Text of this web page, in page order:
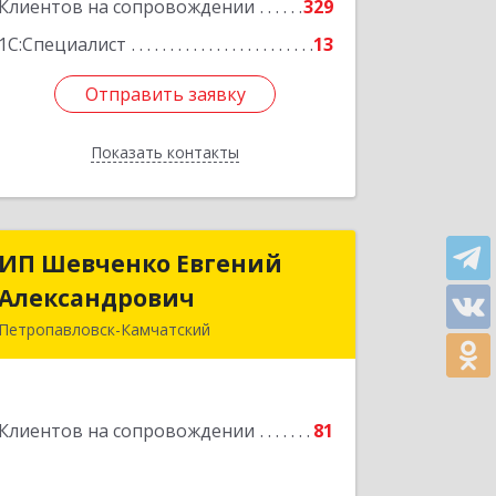
Клиентов на сопровождении
329
1С:Специалист
13
Отправить заявку
Показать контакты
Отправить заявку
Назад
ИП Шевченко Евгений
Петропавловск-Камчатский
Клиентов на сопровождении 81
ИП Шевченко Евгений
Александрович